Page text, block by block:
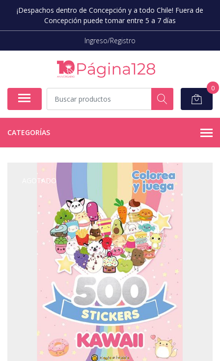
¡Despachos dentro de Concepción y a todo Chile! Fuera de
Concepción puede tomar entre 5 a 7 días
Ingreso/Registro
0
CATEGORÍAS
AGOTADO